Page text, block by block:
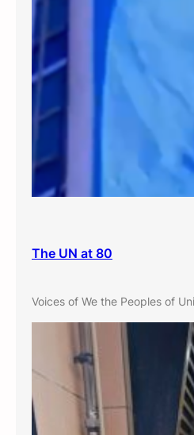
The UN at 80
Voices of We the Peoples of